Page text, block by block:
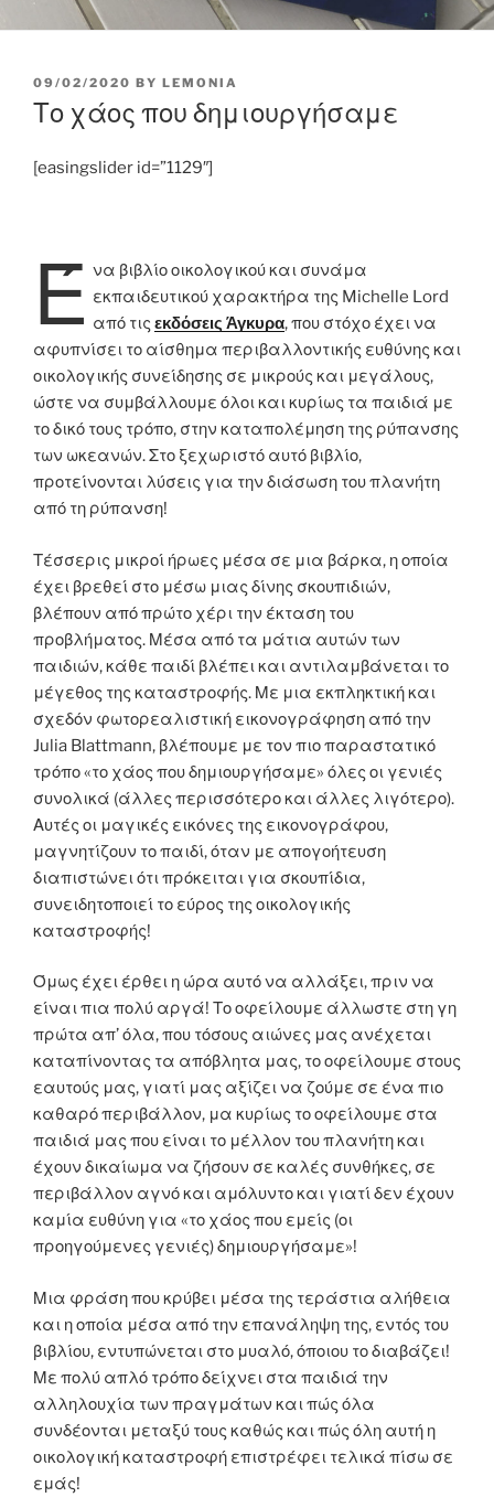
POSTED
ON
09/02/2020 BY LEMONIA
Το χάος που δημιουργήσαμε
[easingslider id=”1129″]
Έ να βιβλίο οικολογικού και συνάμα
εκπαιδευτικού χαρακτήρα της Michelle Lord
από τις εκδόσεις Άγκυρα, που στόχο έχει να
αφυπνίσει το αίσθημα περιβαλλοντικής ευθύνης και
οικολογικής συνείδησης σε μικρούς και μεγάλους,
ώστε να συμβάλλουμε όλοι και κυρίως τα παιδιά με
το δικό τους τρόπο, στην καταπολέμηση της ρύπανσης
των ωκεανών. Στο ξεχωριστό αυτό βιβλίο,
προτείνονται λύσεις για την διάσωση του πλανήτη
από τη ρύπανση!
Τέσσερις μικροί ήρωες μέσα σε μια βάρκα, η οποία
έχει βρεθεί στο μέσω μιας δίνης σκουπιδιών,
βλέπουν από πρώτο χέρι την έκταση του
προβλήματος. Μέσα από τα μάτια αυτών των
παιδιών, κάθε παιδί βλέπει και αντιλαμβάνεται το
μέγεθος της καταστροφής. Με μια εκπληκτική και
σχεδόν φωτορεαλιστική εικονογράφηση από την
Julia Blattmann, βλέπουμε με τον πιο παραστατικό
τρόπο «το χάος που δημιουργήσαμε» όλες οι γενιές
συνολικά (άλλες περισσότερο και άλλες λιγότερο).
Αυτές οι μαγικές εικόνες της εικονογράφου,
μαγνητίζουν το παιδί, όταν με απογοήτευση
διαπιστώνει ότι πρόκειται για σκουπίδια,
συνειδητοποιεί το εύρος της οικολογικής
καταστροφής!
Όμως έχει έρθει η ώρα αυτό να αλλάξει, πριν να
είναι πια πολύ αργά! Το οφείλουμε άλλωστε στη γη
πρώτα απ’ όλα, που τόσους αιώνες μας ανέχεται
καταπίνοντας τα απόβλητα μας, το οφείλουμε στους
εαυτούς μας, γιατί μας αξίζει να ζούμε σε ένα πιο
καθαρό περιβάλλον, μα κυρίως το οφείλουμε στα
παιδιά μας που είναι το μέλλον του πλανήτη και
έχουν δικαίωμα να ζήσουν σε καλές συνθήκες, σε
περιβάλλον αγνό και αμόλυντο και γιατί δεν έχουν
καμία ευθύνη για «το χάος που εμείς (οι
προηγούμενες γενιές) δημιουργήσαμε»!
Μια φράση που κρύβει μέσα της τεράστια αλήθεια
και η οποία μέσα από την επανάληψη της, εντός του
βιβλίου, εντυπώνεται στο μυαλό, όποιου το διαβάζει!
Με πολύ απλό τρόπο δείχνει στα παιδιά την
αλληλουχία των πραγμάτων και πώς όλα
συνδέονται μεταξύ τους καθώς και πώς όλη αυτή η
οικολογική καταστροφή επιστρέφει τελικά πίσω σε
εμάς!